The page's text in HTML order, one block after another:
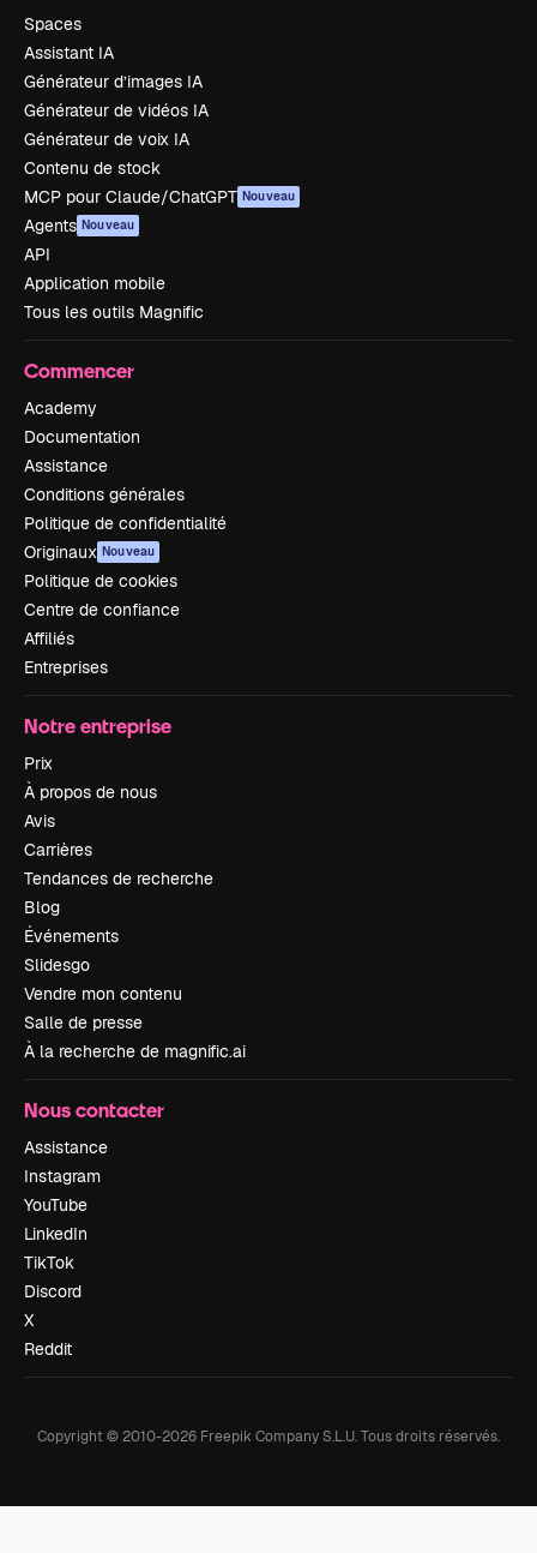
Spaces
Assistant IA
Générateur d’images IA
Générateur de vidéos IA
Générateur de voix IA
Contenu de stock
MCP pour Claude/ChatGPT Nouveau
Agents Nouveau
API
Application mobile
Tous les outils Magnific
Commencer
Academy
Documentation
Assistance
Conditions générales
Politique de confidentialité
Originaux Nouveau
Politique de cookies
Centre de confiance
Affiliés
Entreprises
Notre entreprise
Prix
À propos de nous
Avis
Carrières
Tendances de recherche
Blog
Événements
Slidesgo
Vendre mon contenu
Salle de presse
À la recherche de magnific.ai
Nous contacter
Assistance
Instagram
YouTube
LinkedIn
TikTok
Discord
X
Reddit
Copyright © 2010-2026 Freepik Company S.L.U.Tous droits réservés.